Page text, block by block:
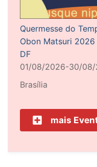
Quermesse do
Obon Matsuri
DF
01/08/2026-30/08/
Brasília
mais